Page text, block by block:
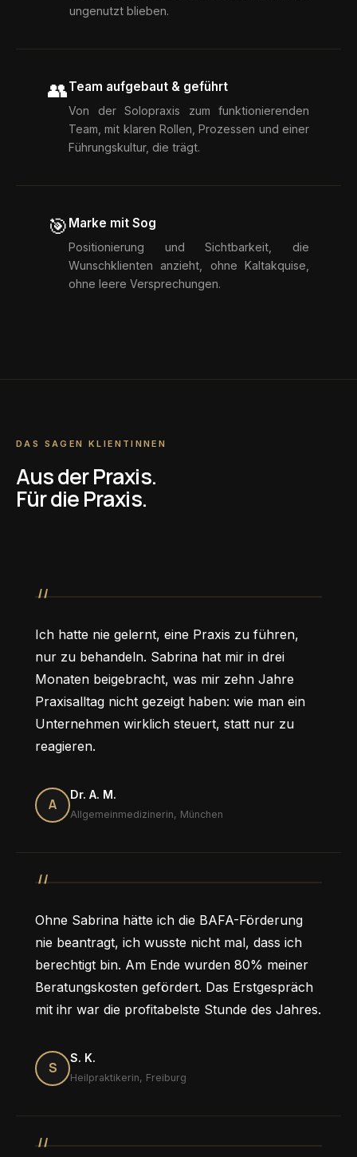
ungenutzt blieben.
👥Team aufgebaut & geführt
Von der Solopraxis zum funktionierenden
Team, mit klaren Rollen, Prozessen und einer
Führungskultur, die trägt.
🎯 Marke mit Sog
Positionierung und Sichtbarkeit, die
Wunschklienten anzieht, ohne Kaltakquise,
ohne leere Versprechungen.
DAS SAGEN KLIENTINNEN
Aus der Praxis.
Für die Praxis.
Ich hatte nie gelernt, eine Praxis zu führen,
nur zu behandeln. Sabrina hat mir in drei
Monaten beigebracht, was mir zehn Jahre
Praxisalltag nicht gezeigt haben: wie man ein
Unternehmen wirklich steuert, statt nur zu
reagieren.
A
Dr. A. M.
Allgemeinmedizinerin, München
Ohne Sabrina hätte ich die BAFA-Förderung
nie beantragt, ich wusste nicht mal, dass ich
berechtigt bin. Am Ende wurden 80% meiner
Beratungskosten gefördert. Das Erstgespräch
mit ihr war die profitabelste Stunde des Jahres.
S
S. K.
Heilpraktikerin, Freiburg